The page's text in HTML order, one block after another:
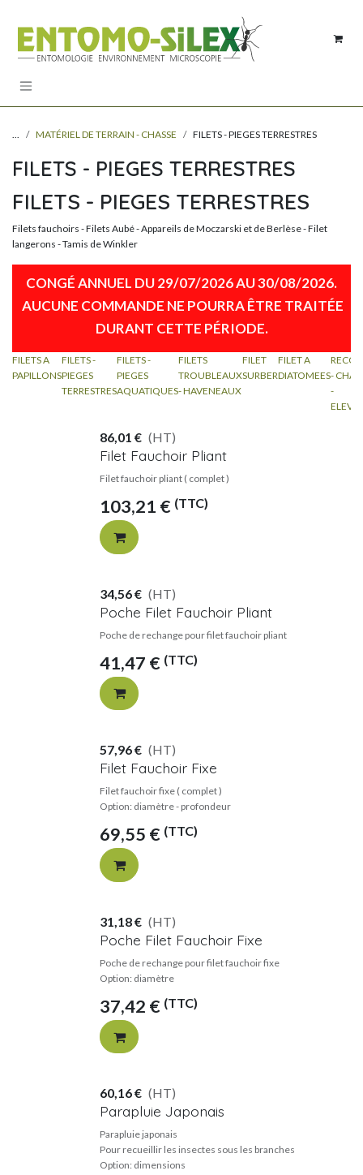
MATÉRIEL DE TERRAIN - CHASSE FILETS - PIEGES TERRESTRES
FILETS - PIEGES TERRESTRES
FILETS - PIEGES TERRESTRES
Filets fauchoirs - Filets Aubé - Appareils de Moczarski et de Berlèse - Filet
langerons - Tamis de Winkler
CONGÉ ANNUEL DU 29/07/2026 AU 30/08/2026.
AUCUNE COMMANDE NE POURRA ÊTRE TRAITÉE
DURANT CETTE PÉRIODE​.
FILETS A
PAPILLONS
FILETS -
PIEGES
TERRESTRES
FILETS -
PIEGES
AQUATIQUES
FILETS
TROUBLEAUX
- HAVENEAUX
FILET
SURBER
FILET A
DIATOMEES-
-
Filet Fauchoir Pliant
Filet fauchoir pliant ( complet )
103,21 € (TTC)
86,01 € (HT)
Poche Filet Fauchoir Pliant
Poche de rechange pour filet fauchoir pliant
41,47 € (TTC)
34,56€ (HT)
Filet Fauchoir Fixe
Filet fauchoir fixe ( complet )
Option: diamètre - profondeur
69,55 € (TTC)
57,96€ (HT)
Poche Filet Fauchoir Fixe
Poche de rechange pour filet fauchoir fixe
Option: diamètre
37,42 € (TTC)
31,18€ (HT)
Parapluie Japonais
Parapluie japonais
Pour recueillir les insectes sous les branches
Option: dimensions
60,16€ (HT)